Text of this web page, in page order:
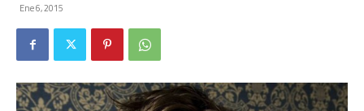
Ene 6, 2015